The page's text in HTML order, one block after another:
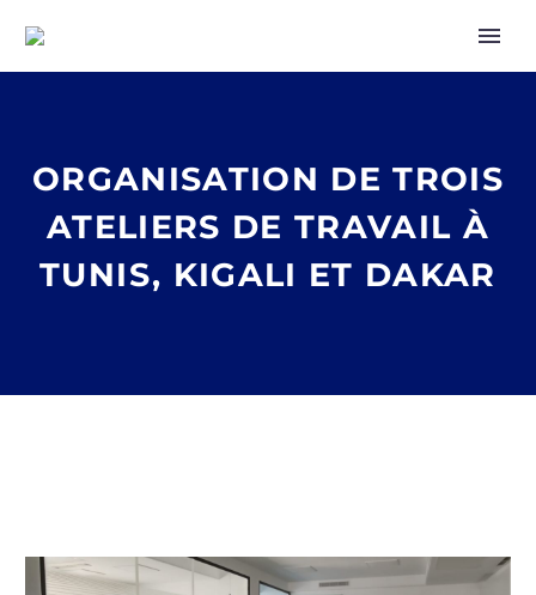
ORGANISATION DE TROIS
ATELIERS DE TRAVAIL À
TUNIS, KIGALI ET DAKAR